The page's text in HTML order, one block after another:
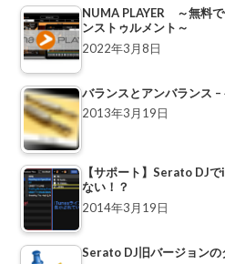
NUMA PLAYER ～無料
ンストゥルメント～
2022年3月8日
バランスとアンバランス
2013年3月19日
【サポート】Serato DJ
ない！？
2014年3月19日
Serato DJ旧バージョンの